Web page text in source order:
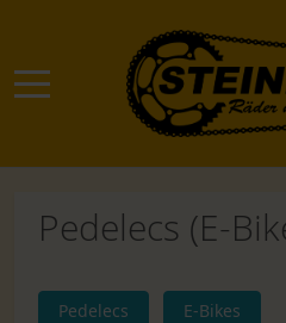
Mobile Menu Toggle
Pedelecs (E-
Pedelecs E-Bikes